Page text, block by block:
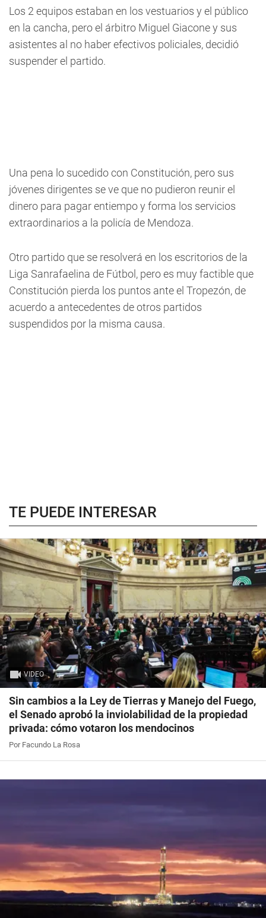
Los 2 equipos estaban en los vestuarios y el público
en la cancha, pero el árbitro Miguel Giacone y sus
asistentes al no haber efectivos policiales, decidió
suspender el partido.
Una pena lo sucedido con Constitución, pero sus
jóvenes dirigentes se ve que no pudieron reunir el
dinero para pagar entiempo y forma los servicios
extraordinarios a la policía de Mendoza.
Otro partido que se resolverá en los escritorios de la
Liga Sanrafaelina de Fútbol, pero es muy factible que
Constitución pierda los puntos ante el Tropezón, de
acuerdo a antecedentes de otros partidos
suspendidos por la misma causa.
TE PUEDE INTERESAR
VIDEO
Sin cambios a la Ley de Tierras y Manejo del Fuego,
el Senado aprobó la inviolabilidad de la propiedad
privada: cómo votaron los mendocinos
Por Facundo La Rosa